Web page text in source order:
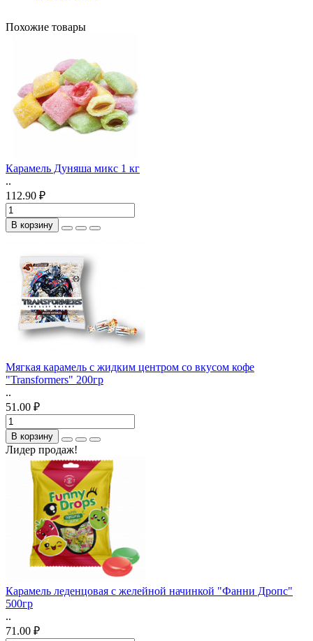
Похожие товары
Карамель Дуняша микс 1 кг
..
112.90 ₽
В корзину
Мягкая карамель с жидким центром со вкусом кофе
"Transformers" 200гр
..
51.00 ₽
В корзину
Лидер продаж!
Карамель леденцовая с желейной начинкой "Фанни Дропс"
500гр
..
71.00 ₽